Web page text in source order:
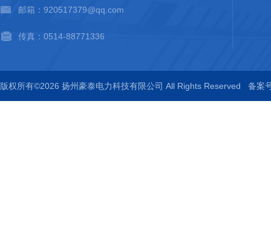
邮箱：920517379@qq.com
传真：0514-88771336
版权所有©2026 扬州豪泰电力科技有限公司 All Rights Reserved 备案